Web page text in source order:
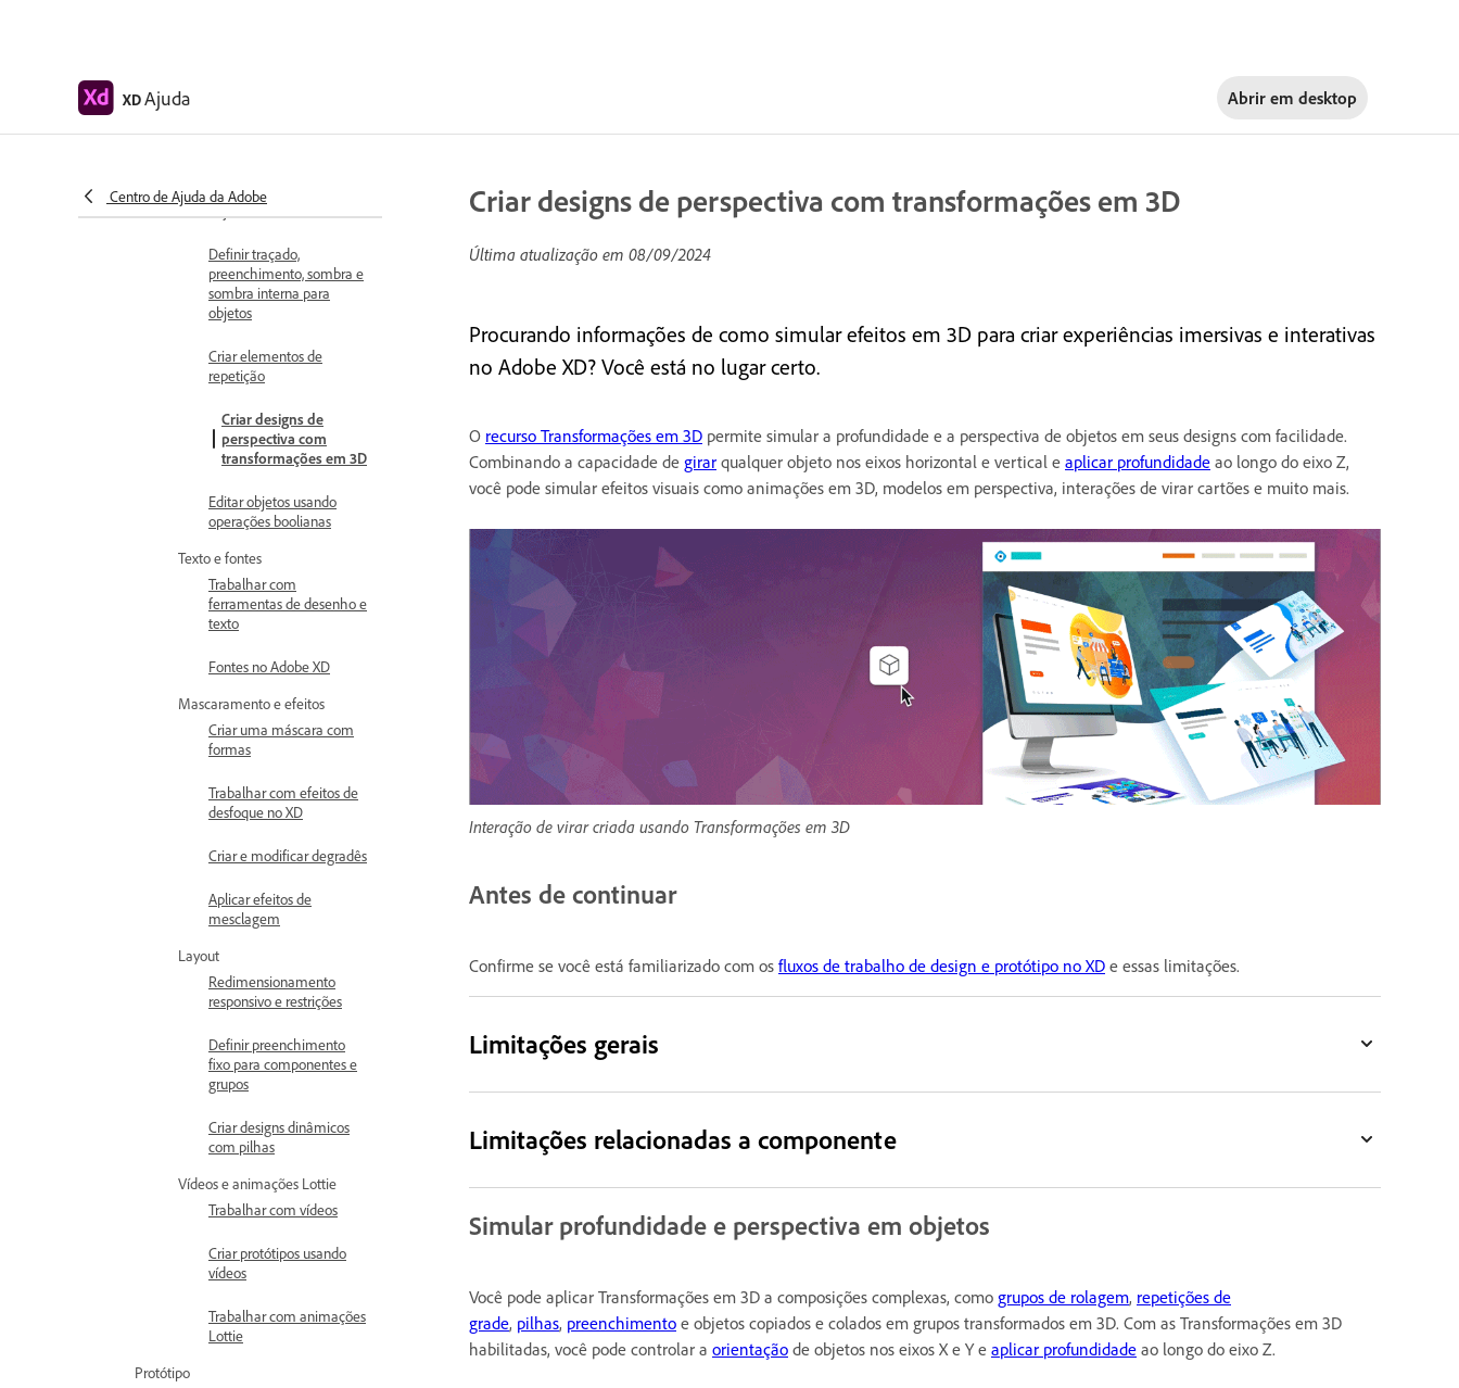
XDAjuda Abrir em desktop
Centro de Ajuda da Adobeduplicar, copiar e virar
objetos
Definir traçado,
preenchimento, sombra e
sombra interna para
objetos
Criar elementos de
repetição
Criar designs de
perspectiva com
transformações em 3D
Editar objetos usando
operações boolianas
Texto e fontes
Trabalhar com
ferramentas de desenho e
texto
Fontes no Adobe XD
Mascaramento e efeitos
Criar uma máscara com
formas
Trabalhar com efeitos de
desfoque no XD
Criar e modificar degradês
Aplicar efeitos de
mesclagem
Layout
Redimensionamento
responsivo e restrições
Definir preenchimento
fixo para componentes e
grupos
Criar designs dinâmicos
com pilhas
Vídeos e animações Lottie
Trabalhar com vídeos
Criar protótipos usando
vídeos
Trabalhar com animações
Lottie
Protótipo
Criar designs de perspectiva com transformações em 3D
Última atualização em 08/09/2024
Procurando informações de como simular efeitos em 3D para criar experiências imersivas e interativas
no Adobe XD? Você está no lugar certo.
O recurso Transformações em 3D permite simular a profundidade e a perspectiva de objetos em seus designs com facilidade.
Combinando a capacidade de girar qualquer objeto nos eixos horizontal e vertical e aplicar profundidade ao longo do eixo Z,
você pode simular efeitos visuais como animações em 3D, modelos em perspectiva, interações de virar cartões e muito mais.
Interação de virar criada usando Transformações em 3D
Antes de continuar
Confirme se você está familiarizado com os fluxos de trabalho de design e protótipo no XD e essas limitações.
Limitações gerais
Limitações relacionadas a componente
Simular profundidade e perspectiva em objetos
Você pode aplicar Transformações em 3D a composições complexas, como grupos de rolagem, repetições de
grade, pilhas, preenchimento e objetos copiados e colados em grupos transformados em 3D. Com as Transformações em 3D
habilitadas, você pode controlar a orientação de objetos nos eixos X e Y e aplicar profundidade ao longo do eixo Z.